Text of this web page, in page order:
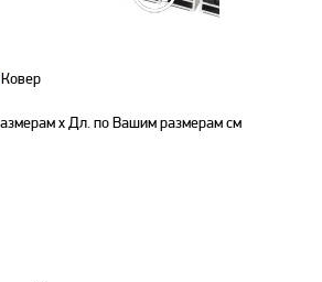
Ковер
х Дл. по Вашим размерамсм